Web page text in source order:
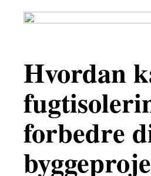
Hvordan
forbedre